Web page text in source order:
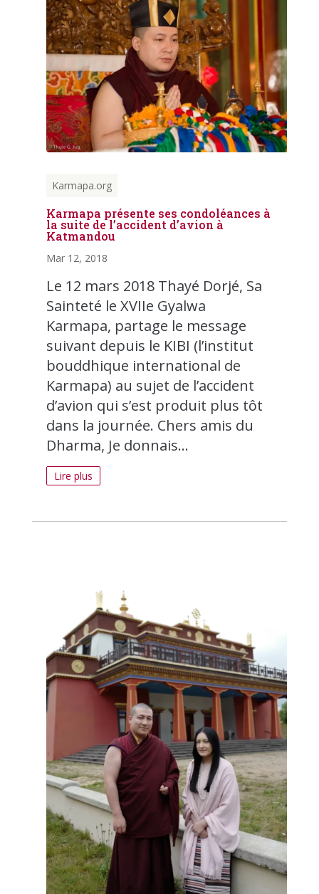
Karmapa.org
Karmapa présente ses condoléances à
la suite de l’accident d’avion à
Katmandou
Mar 12, 2018
Le 12 mars 2018 Thayé Dorjé, Sa
Sainteté le XVIIe Gyalwa
Karmapa, partage le message
suivant depuis le KIBI (l’institut
bouddhique international de
Karmapa) au sujet de l’accident
d’avion qui s’est produit plus tôt
dans la journée. Chers amis du
Dharma, Je donnais...
Lire plus